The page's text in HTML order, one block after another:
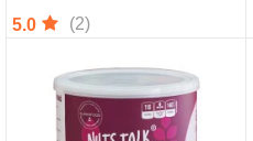
5.0 (2)